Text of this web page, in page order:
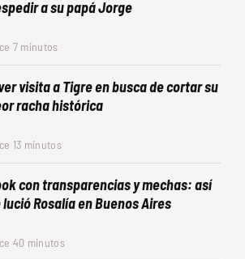
a su papá Jorge
7 minutos
visita a Tigre en busca de cortar su
racha histórica
13 minutos
con transparencias y mechas: así
lució Rosalía en Buenos Aires
40 minutos